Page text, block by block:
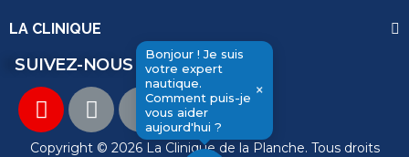
Bonjour ! Je suis
votre expert
nautique.
Comment puis-je
vous aider
aujourd'hui ?
×
LA CLINIQUE
SUIVEZ-NOUS
Copyright © 2026 La Clinique de la Planche. Tous droits